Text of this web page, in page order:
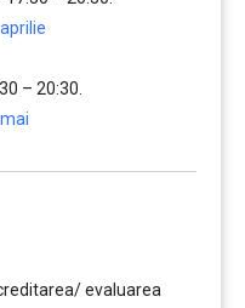
– 20:30.
evaluarea